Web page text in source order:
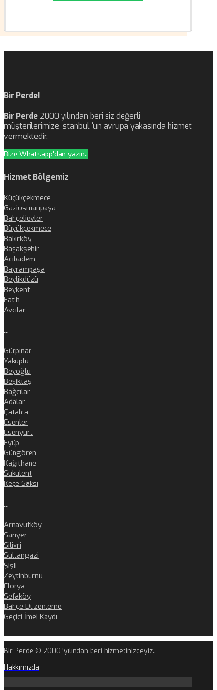
Bir Perde!
Bir Perde 2000 yılından beri siz değerli
müşterilerimize İstanbul ‘un avrupa yakasında hizmet
vermektedir.
Bize Whatsapp'dan yazın..
Hizmet Bölgemiz
Küçükçekmece
Gaziosmanpaşa
Bahçelievler
Büyükçekmece
Bakırköy
Başakşehir
Acıbadem
Bayrampaşa
Beylikdüzü
Beykent
Fatih
Avcılar
..
Gürpınar
Yakuplu
Beyoğlu
Beşiktaş
Bağcılar
Adalar
Çatalca
Esenler
Esenyurt
Eyüp
Güngören
Kağıthane
Sukulent
Keçe Saksı
..
Arnavutköy
Sarıyer
Silivri
Sultangazi
Şişli
Zeytinburnu
Florya
Sefaköy
Bahçe Düzenleme
Geçici İmei Kaydı
Bir Perde © 2000 'yılından beri hizmetinizdeyiz..
Hakkımızda